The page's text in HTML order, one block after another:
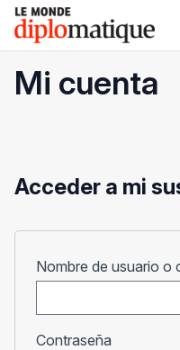
Skip
content
Le monde diplomatique
Mi cuenta
Acceder a mi
Nombre de usuario o
Contraseña